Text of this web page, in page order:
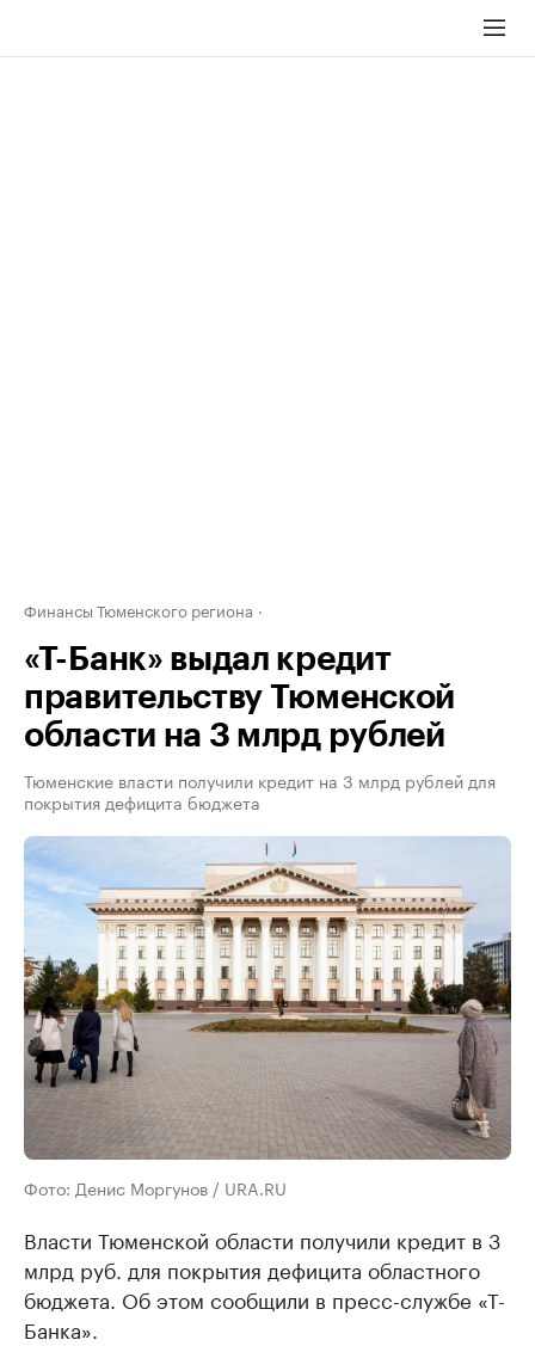
Финансы Тюменского региона
«Т-Банк» выдал кредит
правительству Тюменской
области на 3 млрд рублей
Тюменские власти получили кредит на 3 млрд рублей для
покрытия дефицита бюджета
Фото: Денис Моргунов / URA.RU
Власти Тюменской области получили кредит в 3
млрд руб. для покрытия дефицита областного
бюджета. Об этом сообщили в пресс-службе «Т-
Банка».